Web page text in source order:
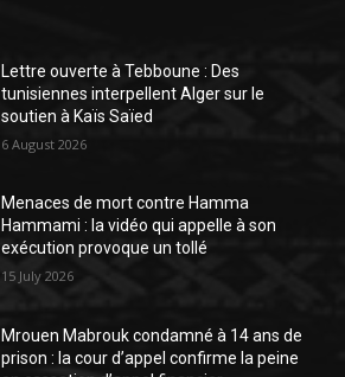
Lettre ouverte à Tebboune : Des
tunisiennes interpellent Alger sur le
soutien à Kaïs Saïed
6 August 2026
Menaces de mort contre Hamma
Hammami : la vidéo qui appelle à son
exécution provoque un tollé
15 July 2026
Mrouen Mabrouk condamné à 14 ans de
prison : la cour d’appel confirme la peine